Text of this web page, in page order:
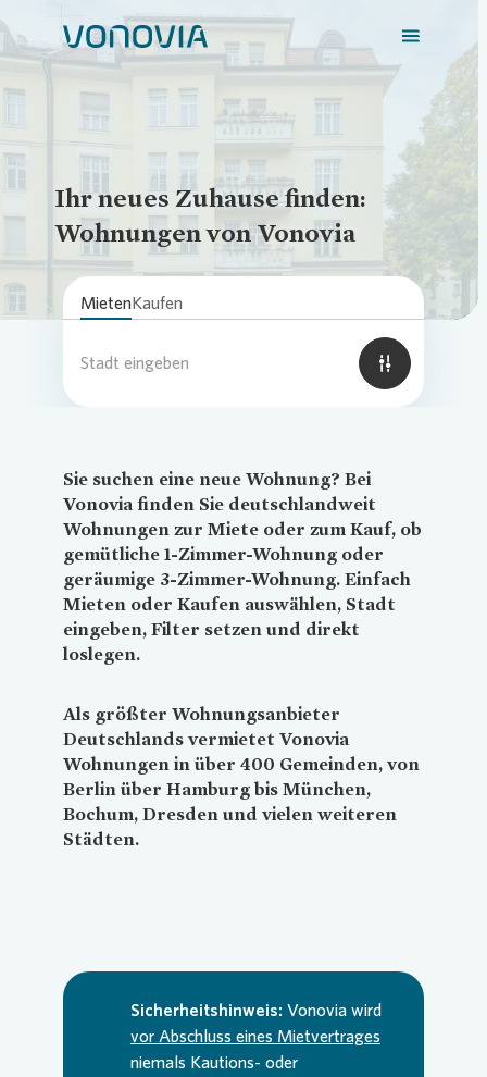
Zuhause finden
Mein Zuhause
Meine Stadt
Weitere Angebote
Login
Loading...
Ihr neues Zuhause finden:
Wohnungen von Vonovia
MietenKaufen
Stadt eingeben
Sie suchen eine neue Wohnung? Bei
Vonovia finden Sie deutschlandweit
Wohnungen zur Miete oder zum Kauf, ob
gemütliche 1-Zimmer-Wohnung oder
geräumige 3-Zimmer-Wohnung. Einfach
Mieten oder Kaufen auswählen, Stadt
eingeben, Filter setzen und direkt
loslegen.
Als größter Wohnungsanbieter
Deutschlands vermietet Vonovia
Wohnungen in über 400 Gemeinden, von
Berlin über Hamburg bis München,
Bochum, Dresden und vielen weiteren
Städten.
Sicherheitshinweis: Vonovia wird
vor Abschluss eines Mietvertrages
niemals Kautions- oder